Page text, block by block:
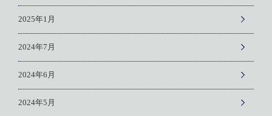
2025年1月
2024年7月
2024年6月
2024年5月